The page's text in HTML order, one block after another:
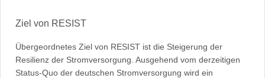
Ziel von RESIST
Übergeordnetes Ziel von RESIST ist die Steigerung der
Resilienz der Stromversorgung. Ausgehend vom derzeitigen
Status-Quo der deutschen Stromversorgung wird ein